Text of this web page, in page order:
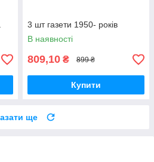
3 шт газети 1950- років
В наявності
809,10 ₴ 899 ₴
Купити
ще